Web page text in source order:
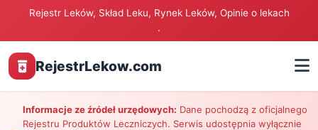
Rejestr Leków, Skład Leku, Rynek Leków, Opinie o lekach
.
RejestrLekow.com
Informacje ze źródeł urzędowych: Dane pochodzą z oficjalnego
Rejestru Produktów Leczniczych. Serwis udostępnia wyłącznie